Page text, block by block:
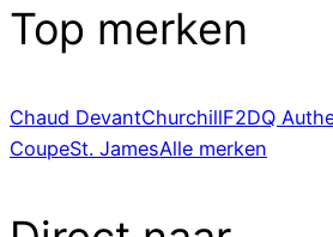
Top merken
Chaud DevantChurchillF2DQ
CoupeSt. JamesAlle merken